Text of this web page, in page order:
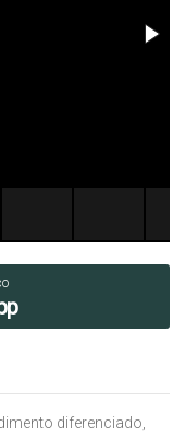
diferenciado,